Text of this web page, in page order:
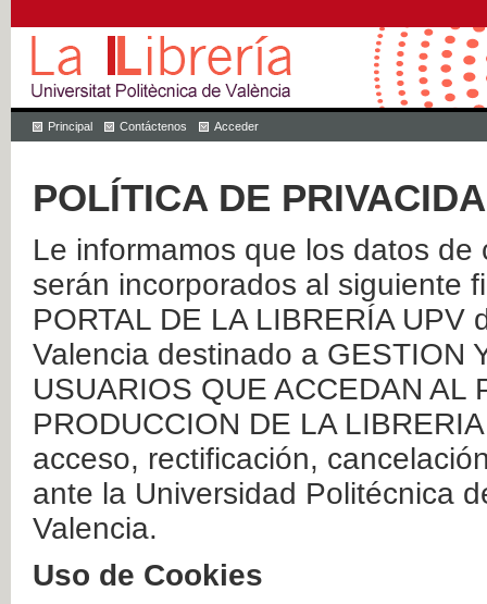
Principal Contáctenos Acceder
POLÍTICA DE
Le informamos que los datos
serán incorporados al siguiente
PORTAL DE LA LIBRERÍA
Valencia destinado a GESTION
USUARIOS QUE ACCEDAN AL
PRODUCCION DE LA
acceso, rectificación,
ante la Universidad Politécnica
Valencia.
Uso de Cookies